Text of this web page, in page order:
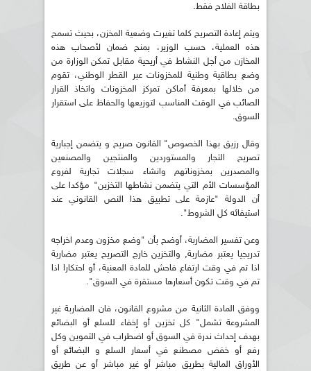
بطاقة الفلاح فقط.
ويتم إعادة التصريح كلما تغيرت وضعية المخزن، بحيث تسمح
هذه العملية، حسب الوزير، بمنح ضمان لأصحاب هذه
المخازن من أجل النشاط في أريحية مقابل تمكن الوزارة من
وضع بطاقية وطنية للمخزونات عبر القطر الوطني، تقوم
من خلالها بمعرفة أماكن تمركز المخزونات واتخاذ القرار
الصائب في الوقت المناسب لتوزيعها والحفاظ على استقرار
السوق.
وقال رزيق بهذا الخصوص" القانون صريح و يتضمن إجبارية
تصريح التجار والمستوردين والمنتجين والمصنعين
والمصدرين بمخزوناتهم وانشاء سجلات تجارية لفروع
المؤسسات الأم التي يتضمن نشاطها التخزين" مؤكدا على
أن الدولة "عازمة على تطبيق هذا النص القانوني عند
استيفائه كل الشروط".
وعن تفسير المضاربة، أوضح بأن "وضع مخزون وعدم اخراجه
تدريجيا يعتبر مضاربة, والتخزين خارج التصريح يعتبر مضاربة
اذا تم في وقت ارتفاع فاحش للمادة المعنية، أو احتكارا اذا
تم في وقت تكون أسعارها مستقرة في السوق".
ووفق المادة الثانية من مشروع القانون، فان المضاربة غير
المشروعة تشمل" كل تخزين أو إخفاء للسلع أو البضائع
بهدف إحداث ندرة في السوق أو اضطراب في التموين وكل
رفع أو خفض مصطنع في أسعار السلع و البضائع أو
الأوراق المالية بطريق مباشر أو غير مباشر أو عن طريق